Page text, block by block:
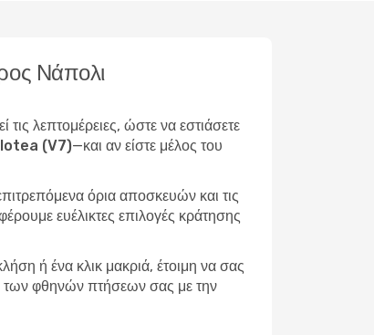
Νάπολι
λεπτομέρειες, ώστε να εστιάσετε
(V7)—και αν είστε μέλος του
όρια αποσκευών και τις
ευέλικτες επιλογές κράτησης
ή ένα κλικ μακριά, έτοιμη να σας
των φθηνών πτήσεων σας με την